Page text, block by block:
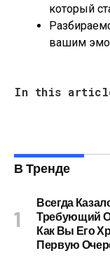
который
вашим
In this
В Тренде
Всегда
Требующий
Как Вы Его
Первую